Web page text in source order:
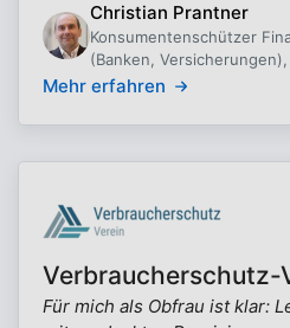
Christian Prantner
Konsumentenschützer
(Banken, Versicherungen),
Mehr erfahren
Verbraucherschutz-
Für mich als Obfrau ist klar: